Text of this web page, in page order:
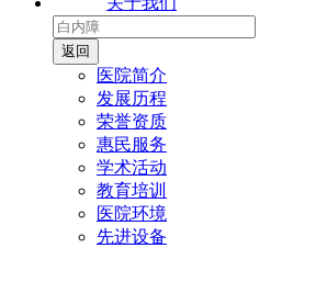
医院简介
发展历程
荣誉资质
惠民服务
学术活动
教育培训
医院环境
先进设备